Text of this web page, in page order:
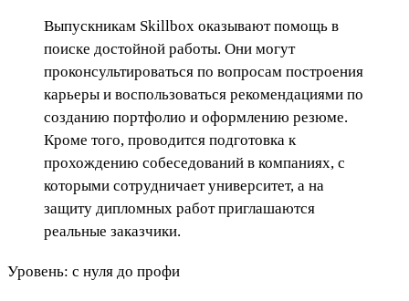
Выпускникам Skillbox оказывают помощь в
поиске достойной работы. Они могут
проконсультироваться по вопросам построения
карьеры и воспользоваться рекомендациями по
созданию портфолио и оформлению резюме.
Кроме того, проводится подготовка к
прохождению собеседований в компаниях, с
которыми сотрудничает университет, а на
защиту дипломных работ приглашаются
реальные заказчики.
Уровень: с нуля до профи